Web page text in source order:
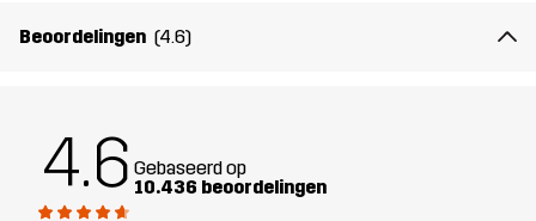
Mesh
Gewicht 576g in maat Medium
Beoordelingen (4.6)
4.6 Gebaseerd op
10.436 beoordelingen